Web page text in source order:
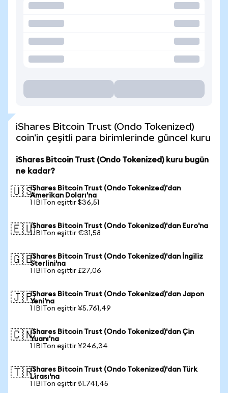
iShares Bitcoin Trust (Ondo Tokenized)
coin'in çeşitli para birimlerinde güncel kuru
iShares Bitcoin Trust (Ondo Tokenized) kuru bugün
ne kadar?
🇺🇸iShares Bitcoin Trust (Ondo Tokenized)'dan
Amerikan Doları'na
1 IBITon eşittir $36,51
🇪🇺iShares Bitcoin Trust (Ondo Tokenized)'dan Euro'na
1 IBITon eşittir €31,58
🇬🇧iShares Bitcoin Trust (Ondo Tokenized)'dan İngiliz
Sterlini'na
1 IBITon eşittir £27,06
🇯🇵iShares Bitcoin Trust (Ondo Tokenized)'dan Japon
Yeni'na
1 IBITon eşittir ¥5.761,49
🇨🇳iShares Bitcoin Trust (Ondo Tokenized)'dan Çin
Yuanı'na
1 IBITon eşittir ¥246,34
🇹🇷iShares Bitcoin Trust (Ondo Tokenized)'dan Türk
Lirası'na
1 IBITon eşittir ₺1.741,45